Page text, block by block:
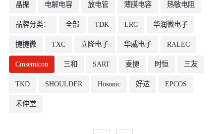
晶振 电解电容 放电管 薄膜电容 热敏电阻
品牌分类： 全部 TDK LRC 华润微电子
捷捷微 TXC 立隆电子 华威电子 RALEC
Cmsemicon 三和 SART 麦捷 时恒 三友
TKD SHOULDER Hosonic 好达 EPCOS
禾伸堂